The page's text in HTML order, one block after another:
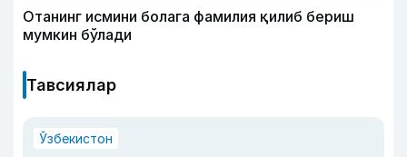
Отанинг исмини болага фамилия қилиб бериш
мумкин бўлади
Тавсиялар
Ўзбекистон